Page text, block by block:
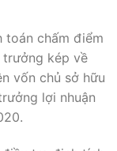
gốc lợi
triển vọng
trợ tính toán
Vốn hóa các
5.2021.